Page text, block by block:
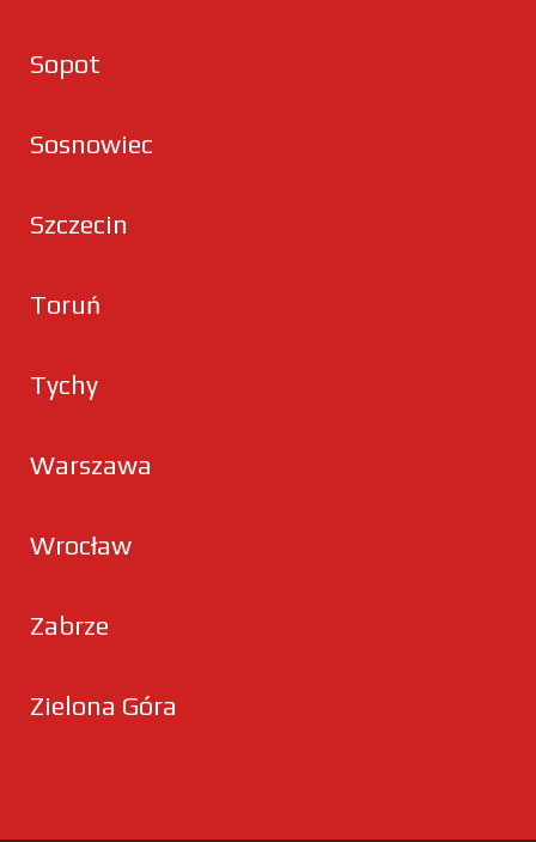
Sopot
Sosnowiec
Szczecin
Toruń
Tychy
Warszawa
Wrocław
Zabrze
Zielona Góra